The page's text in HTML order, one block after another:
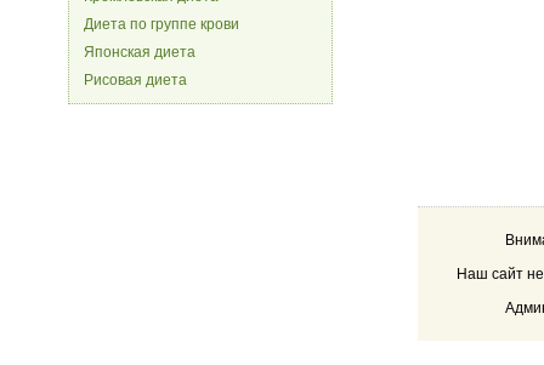
Диета по группе крови
Японская диета
Рисовая диета
Наш сайт